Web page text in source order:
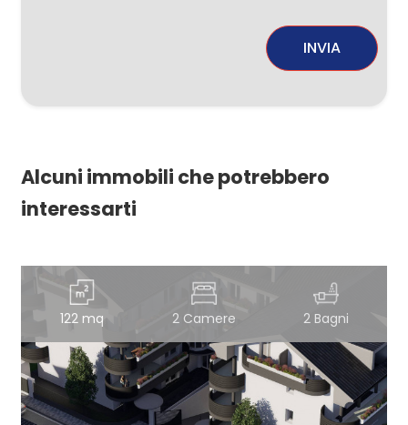
INVIA
Alcuni immobili che potrebbero
interessarti
122 mq 2 Camere 2 Bagni